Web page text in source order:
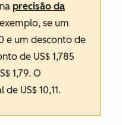
precisão da
se um
e um desconto de
de US$ 1,785
1,79. O
US$ 10,11.